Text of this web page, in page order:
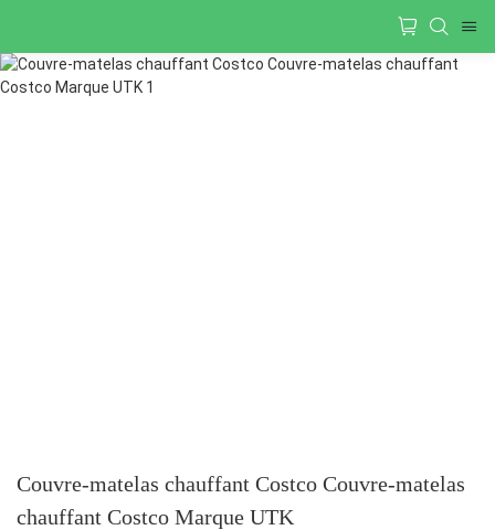
Couvre-matelas chauffant Costco Couvre-matelas
chauffant Costco Marque UTK